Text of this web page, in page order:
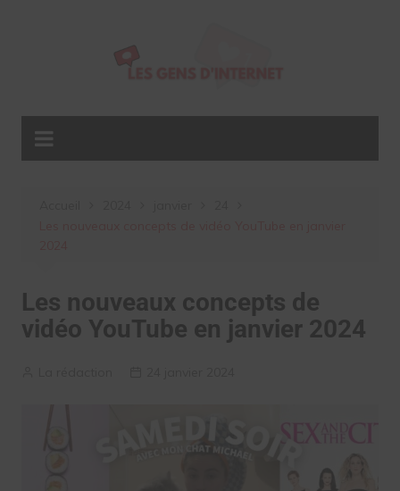
Les nouveaux concepts de
vidéo YouTube en janvier 2024